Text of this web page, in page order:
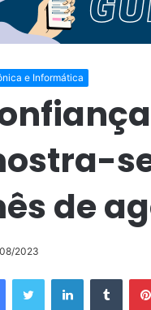
e Informática
de
2023